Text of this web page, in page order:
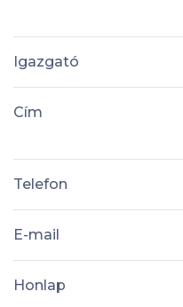
Igazgató
Cím
Telefon
E-mail
Honlap